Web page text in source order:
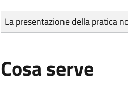
Tipo di pagamento
Importo
La presentazione della pratica
Cosa serve